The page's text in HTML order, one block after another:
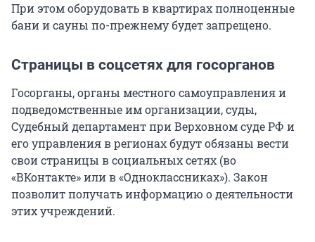
При этом оборудовать в квартирах полноценные
бани и сауны по-прежнему будет запрещено.
Страницы в соцсетях для госорганов
Госорганы, органы местного самоуправления и
подведомственные им организации, суды,
Судебный департамент при Верховном суде РФ и
его управления в регионах будут обязаны вести
свои страницы в социальных сетях (во
«ВКонтакте» или в «Одноклассниках»). Закон
позволит получать информацию о деятельности
этих учреждений.